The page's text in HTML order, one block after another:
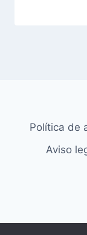
Política de
Aviso